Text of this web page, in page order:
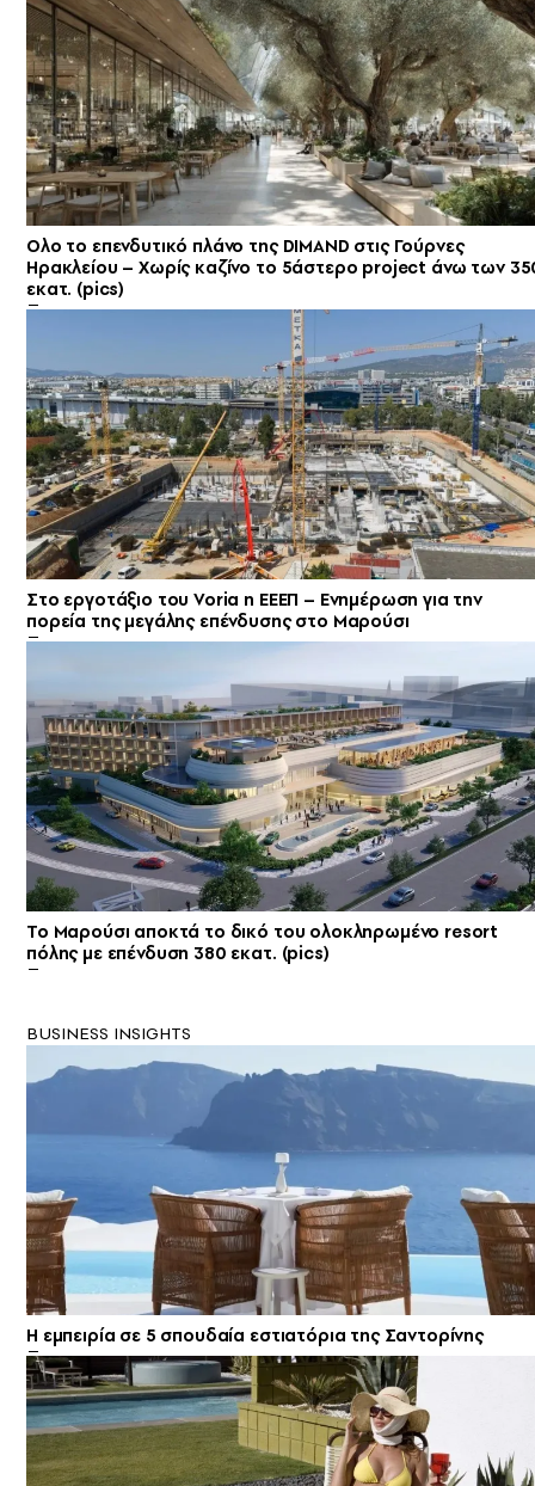
Ολο το επενδυτικό πλάνο της DIMAND στις Γούρνες
Ηρακλείου – Xωρίς καζίνο το 5άστερο project άνω των
εκατ. (pics)
Στο εργοτάξιο του Voria η ΕΕΕΠ – Ενημέρωση για την
πορεία της μεγάλης επένδυσης στο Μαρούσι
Το Μαρούσι αποκτά το δικό του ολοκληρωμένο resort
πόλης με επένδυση 380 εκατ. (pics)
BUSINESS INSIGHTS
Η εμπειρία σε 5 σπουδαία εστιατόρια της Σαντορίνης